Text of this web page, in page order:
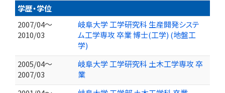
学歴・学位
2007/04～
2010/03
岐阜大学 工学研究科 生産開発システ
ム工学専攻 卒業 博士(工学) (地盤工
学)
2005/04～
2007/03
岐阜大学 工学研究科 土木工学専攻 卒
業